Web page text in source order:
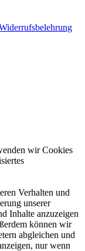
wir Cookies
Verhalten und
unserer
Inhalte anzuzeigen
können wir
abgleichen und
nur wenn